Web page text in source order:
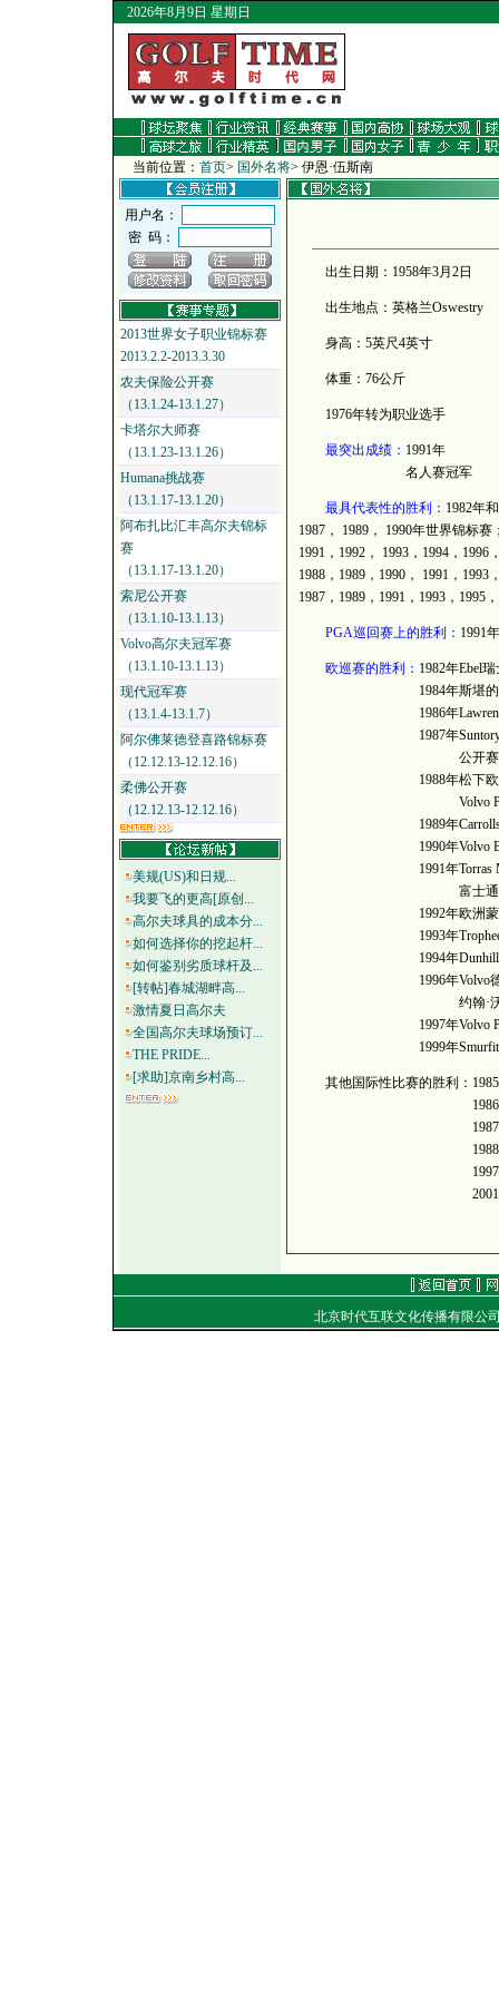
2026年8月9日 星期日
当前位置： 首页> 国外名将> 伊恩·伍斯南
用户名：
密 码：
2013世界女子职业锦标赛
2013.2.2-2013.3.30
农夫保险公开赛
（13.1.24-13.1.27）
卡塔尔大师赛
（13.1.23-13.1.26）
Humana挑战赛
（13.1.17-13.1.20）
阿布扎比汇丰高尔夫锦标
赛
（13.1.17-13.1.20）
索尼公开赛
（13.1.10-13.1.13）
Volvo高尔夫冠军赛
（13.1.10-13.1.13）
现代冠军赛
（13.1.4-13.1.7）
阿尔佛莱德登喜路锦标赛
（12.12.13-12.12.16）
柔佛公开赛
（12.12.13-12.12.16）
美规(US)和日规...
我要飞的更高[原创...
高尔夫球具的成本分...
如何选择你的挖起杆...
如何鉴别劣质球杆及...
[转帖]春城湖畔高...
激情夏日高尔夫
全国高尔夫球场预订...
THE PRIDE...
[求助]京南乡村高...
出生日期：1958年3月2日
出生地点：英格兰Oswestry
身高：5英尺4英寸
体重：76公斤
1976年转为职业选手
最突出成绩： 1991年
名人赛冠军
最具代表性的胜利： 1982年
1987， 1989， 1990年世界锦标赛
1991，1992， 1993，1994，
1988，1989，1990， 1991，
1987，1989，1991，1993，1995
PGA巡回赛上的胜利： 1991
欧巡赛的胜利： 1982年Ebel
1984年斯堪的纳维亚企
1986年Lawrence
1987年Suntory世界比洞
公开赛，Cepsa
1988年松下欧洲公开
Volvo PGA锦
1989年Carrolls爱尔
1990年Volvo Bonus
1991年Torras Monte
富士通地中海
1992年欧洲蒙特卡
1993年Trophee
1994年Dunhill地中海名
1996年Volvo德国公开赛
约翰·沃克精
1997年Volvo PGA
1999年Smurfit COC
其他国际性比赛的胜利：1985
1986年
1987年香港
1988年Sun City
1997年
2001年Cisco世
北京时代互联文化传播有限公